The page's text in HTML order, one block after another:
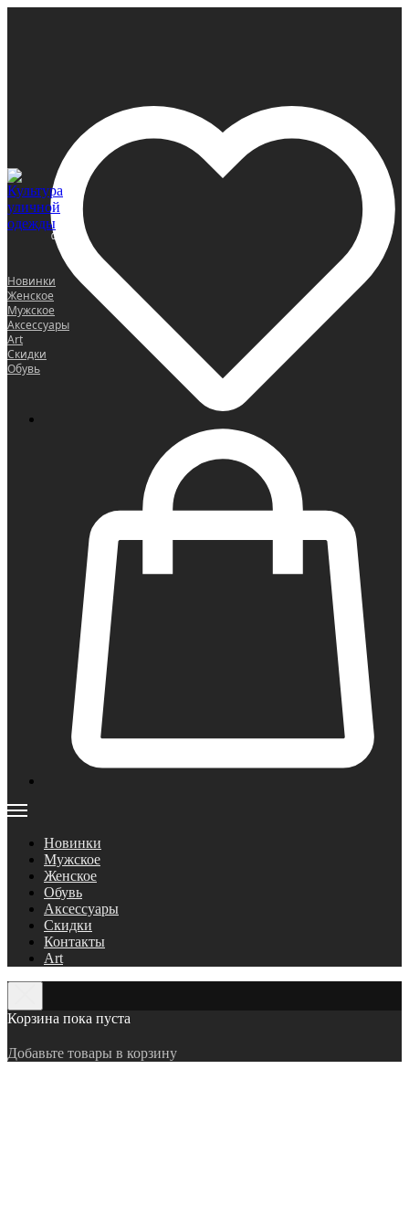
0
Новинки
Женское
Мужское
Аксессуары
Art
Скидки
Обувь
Новинки
Мужское
Женское
Обувь
Аксессуары
Скидки
Контакты
Art
Корзина пока пуста
Добавьте товары в корзину